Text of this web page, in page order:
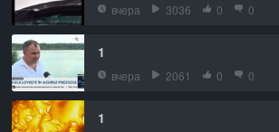
вчера 3036 0 0
1
вчера 2061 0 0
1